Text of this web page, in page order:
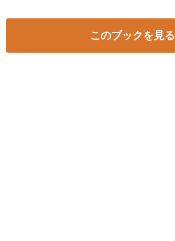
このブックを見る